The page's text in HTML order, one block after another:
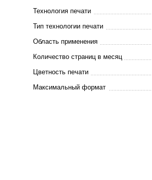
Технология печати
Тип технологии печати
Область применения
Количество страниц в месяц
Цветность печати
Максимальный формат